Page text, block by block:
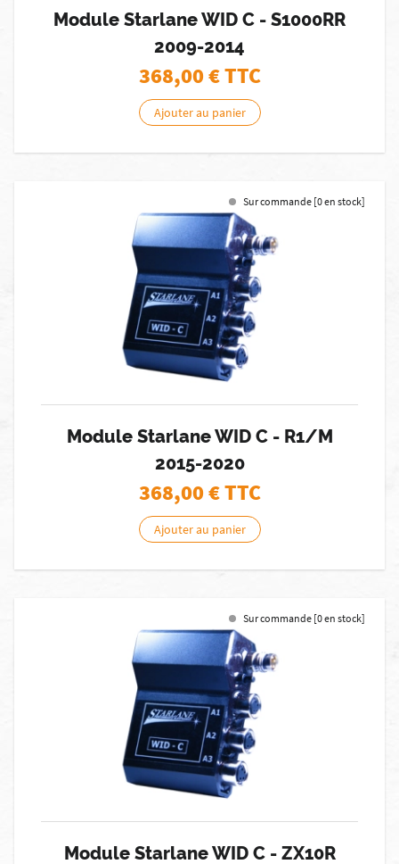
Module Starlane WID C - S1000RR
2009-2014
368,00€ TTC
Ajouter au panier
Sur commande [0 en stock]
Module Starlane WID C - R1/M
2015-2020
368,00€ TTC
Ajouter au panier
Sur commande [0 en stock]
Module Starlane WID C - ZX10R